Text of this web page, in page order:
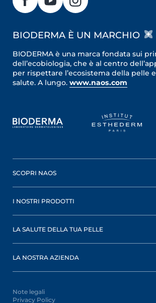
BIODERMA È UN MARCHIO
BIODERMA è una marca fondata sui
dell’ecobiologia, che è al centro
per rispettare l’ecosistema della pelle
salute. A lungo. www.naos.com
SCOPRI NAOS
I NOSTRI PRODOTTI
LA SALUTE DELLA TUA PELLE
LA NOSTRA AZIENDA
Note legali
Privacy Policy